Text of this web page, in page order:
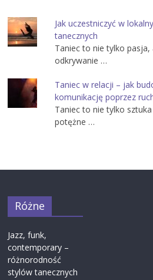
Jak uczestniczyć w
tanecznych
Taniec to nie tylko
odkrywanie …
Taniec w relacji – jak
komunikację poprzez
Taniec to nie tylko
potężne …
Różne
Jazz, funk,
contemporary –
różnorodność
stylów tanecznych